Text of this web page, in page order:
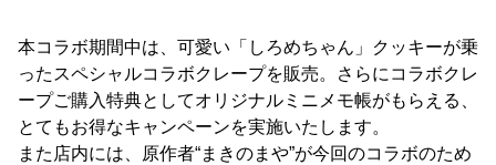
本コラボ期間中は、可愛い「しろめちゃん」クッキーが乗
ったスペシャルコラボクレープを販売。さらにコラボクレ
ープご購入特典としてオリジナルミニメモ帳がもらえる、
とてもお得なキャンペーンを実施いたします。
また店内には、原作者“まきのまや”が今回のコラボのため